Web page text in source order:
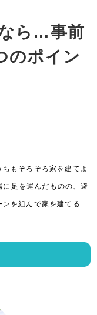
ら…事前
のポイン
もそろそろ家を建てよ
足を運んだものの、避
を組んで家を建てる